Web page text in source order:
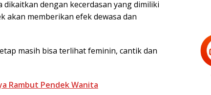
dengan kecerdasan yang dimiliki
akan memberikan efek dewasa dan
masih bisa terlihat feminin, cantik dan
Rambut Pendek Wanita